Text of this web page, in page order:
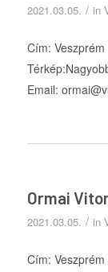
2021.03.05. / in
Cím:
Email:
Ormai
2021.03.05. / in
Cím: